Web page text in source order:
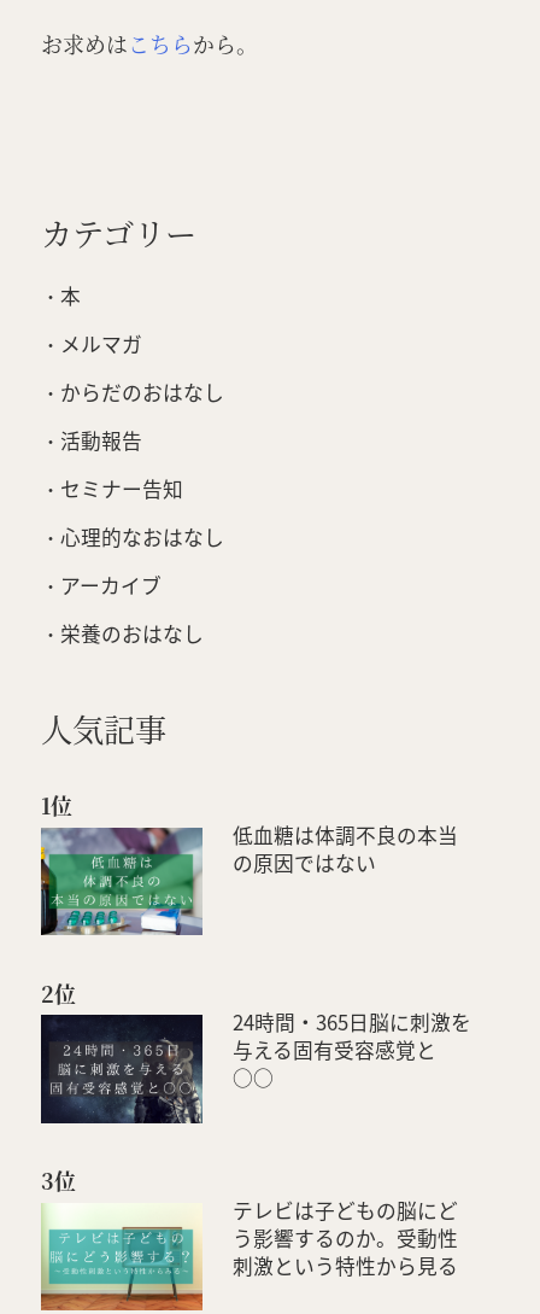
お求めはこちらから。
カテゴリー
本
メルマガ
からだのおはなし
活動報告
セミナー告知
心理的なおはなし
アーカイブ
栄養のおはなし
人気記事
1位
低血糖は体調不良の本当
の原因ではない
2位
24時間・365日脳に刺激を
与える固有受容感覚と
○○
3位
テレビは子どもの脳にど
う影響するのか。受動性
刺激という特性から見る